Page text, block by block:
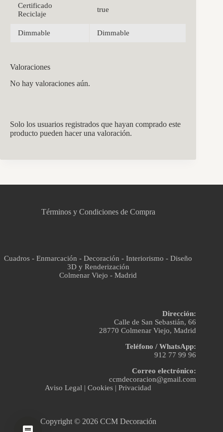
Certificado
Reciclaje
true
Dimmable Dimmable
Valoraciones
No hay valoraciones aún.
Solo los usuarios registrados que hayan comprado este
producto pueden hacer una valoración.
Términos y Condiciones de Compra
Cuadros - Enmarcación - Decoración - Interiorismo - Diseño
3D y Renderización
Colmenar Viejo - Madrid
Dirección:
Calle de San Sebastián, 66
28770 Colmenar Viejo, Madrid
Teléfono / WhatsApp:
912 77 99 96
Correo electrónico:
ccmdecoracion@gmail.com
Aviso Legal |Cookies |Privacidad
Copyright © 2026 CCM Decoración
Asistente virtual · En línea